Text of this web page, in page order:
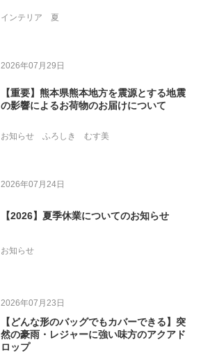
インテリア 夏
2026年07月29日
【重要】熊本県熊本地方を震源とする地震
の影響によるお荷物のお届けについて
お知らせ ふろしき むす美
2026年07月24日
【2026】夏季休業についてのお知らせ
お知らせ
2026年07月23日
【どんな形のバッグでもカバーできる】突
然の豪雨・レジャーに強い味方のアクアド
ロップ